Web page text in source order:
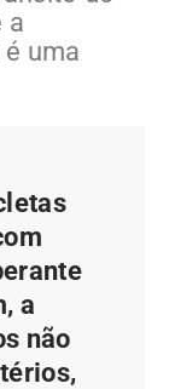
a
uma
a
não